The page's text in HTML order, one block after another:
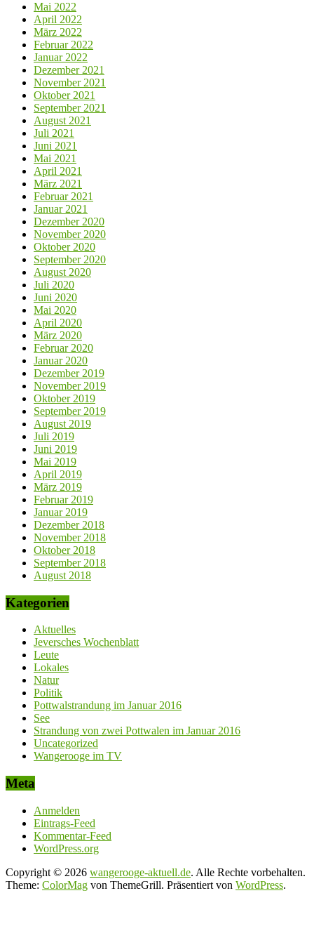
Mai 2022
April 2022
März 2022
Februar 2022
Januar 2022
Dezember 2021
November 2021
Oktober 2021
September 2021
August 2021
Juli 2021
Juni 2021
Mai 2021
April 2021
März 2021
Februar 2021
Januar 2021
Dezember 2020
November 2020
Oktober 2020
September 2020
August 2020
Juli 2020
Juni 2020
Mai 2020
April 2020
März 2020
Februar 2020
Januar 2020
Dezember 2019
November 2019
Oktober 2019
September 2019
August 2019
Juli 2019
Juni 2019
Mai 2019
April 2019
März 2019
Februar 2019
Januar 2019
Dezember 2018
November 2018
Oktober 2018
September 2018
August 2018
Kategorien
Aktuelles
Jeversches Wochenblatt
Leute
Lokales
Natur
Politik
Pottwalstrandung im Januar 2016
See
Strandung von zwei Pottwalen im Januar 2016
Uncategorized
Wangerooge im TV
Meta
Anmelden
Eintrags-Feed
Kommentar-Feed
WordPress.org
Copyright © 2026 wangerooge-aktuell.de. Alle Rechte vorbehalten.
Theme: ColorMag von ThemeGrill. Präsentiert von WordPress.